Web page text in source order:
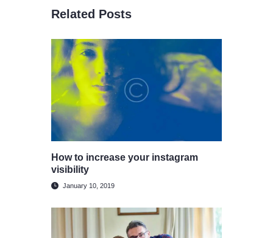
Related Posts
How to increase your instagram
visibility
January 10, 2019